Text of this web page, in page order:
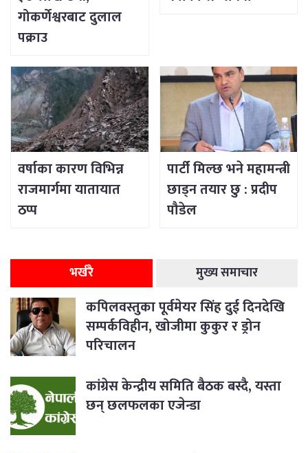
गोकर्णेश्वरबाट दुलाल
पक्राउ
वर्षाका कारण विभिन्न
राजमार्गमा यातायात
ठप्प
पार्टी मिल्छ भने महामन्त्री
छाड्न तयार छु : प्रदीप
पौडेल
भर्खरै मुख्य समाचार
कपिलवस्तुका पूर्वमेयर सिंह दुई दिनदेखि
सम्पर्कविहीन, खोजीमा कुकुर र ड्रोन
परिचालन
कांग्रेस केन्द्रीय समिति बैठक बस्दै, यस्ता
छन् छलफलका एजेन्डा